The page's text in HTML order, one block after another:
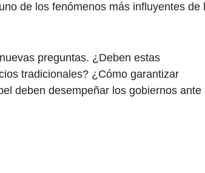
de los fenómenos más influyentes de
preguntas. ¿Deben estas
tradicionales? ¿Cómo garantizar
deben desempeñar los gobiernos ante